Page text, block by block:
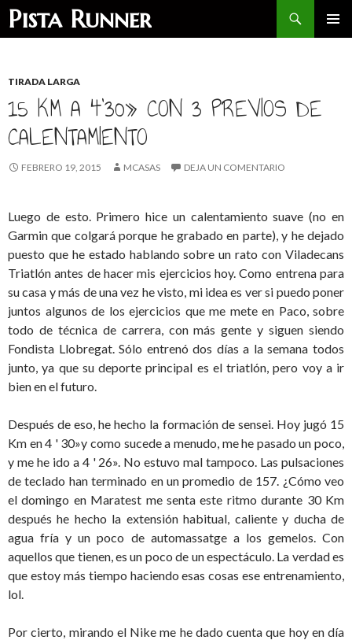
Pista Runner
Buscar
SALTAR
TIRADA LARGA
15 KM A 4'30» CON 3 PREVIOS DE
CALENTAMIENTO
FEBRERO 19, 2015 MCASAS DEJA UN COMENTARIO
Luego de esto. Primero hice un calentamiento suave (no en
Garmin que colgará porque he grabado en parte), y he dejado
puesto que he estado hablando sobre un rato con Viladecans
Triatlón antes de hacer mis ejercicios hoy. Como entrena para
su casa y más de una vez he visto, mi idea es ver si puedo poner
juntos algunos de los ejercicios que me mete en Paco, sobre
todo de técnica de carrera, con más gente y siguen siendo
Fondista Llobregat. Sólo entrenó dos días a la semana todos
junto, ya que su deporte principal es el triatlón, pero voy a ir
bien en el futuro.
Después de eso, he hecho la formación de sensei. Hoy jugó 15
Km en 4 ' 30»y como sucede a menudo, me he pasado un poco,
y me he ido a 4 ' 26». No estuvo mal tampoco. Las pulsaciones
de teclado han terminado en un promedio de 157. ¿Cómo veo
el domingo en Maratest me senta este ritmo durante 30 Km
después he hecho la extensión habitual, caliente y ducha de
agua fría y un poco de automassatge a los gemelos. Con
aquellos que tienen, es un poco de un espectáculo. La verdad es
que estoy más tiempo haciendo esas cosas ese entrenamiento,
lol.
Por cierto, mirando el Nike me he dado cuenta que hoy en día